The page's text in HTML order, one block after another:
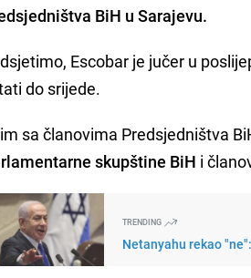
BiH uSarajevu.
Escobar je jučer u
do srijede.
sa članovima Predsjedništva
skupštine BiH i
TRENDING
Netanyahu rekao